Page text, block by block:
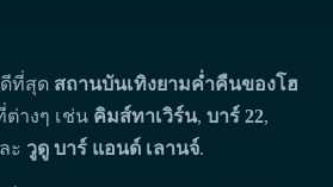
ที่สุด สถานบันเทิงยามค่ำคืนของโฮ
างๆ เช่น คิมส์ทาเวิร์น,บาร์ 22,
ะ วูดู บาร์ แอนด์ เลานจ์.